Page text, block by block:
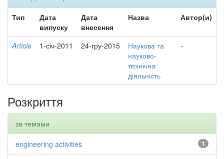
Тип
Дата
випуску
Дата
внесення
Назва Автор(и)
Article 1-січ-2011 24-гру-2015
Наукова та
науково-
технічна
діяльність
-
Розкриття
за темами
1
engineering activities